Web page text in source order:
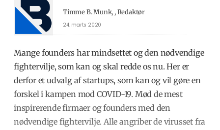
Timme B. Munk, , Redaktør
24. marts 2020
Mange founders har mindsettet og den nødvendige
fightervilje, som kan og skal redde os nu. Her er
derfor et udvalg af startups, som kan og vil gøre en
forskel i kampen mod COVID-19. Mød de mest
inspirerende firmaer og founders med den
nødvendige fightervilje. Alle angriber de virusset fra